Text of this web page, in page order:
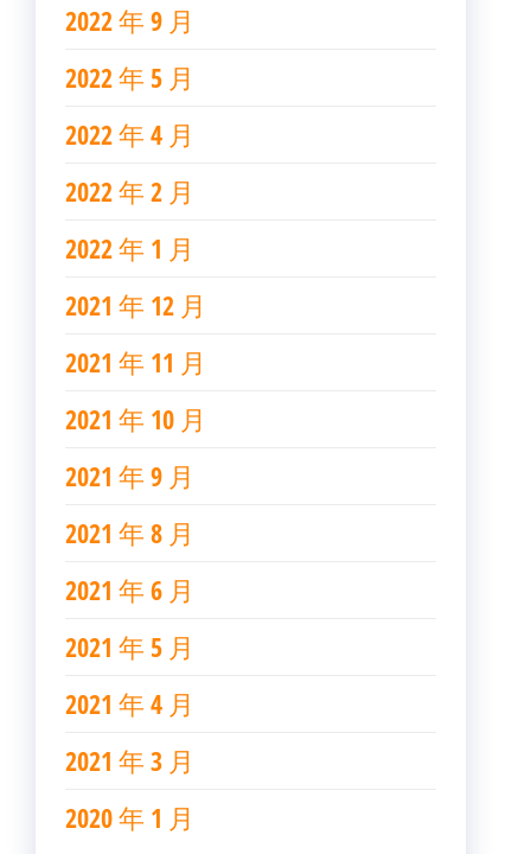
2022 年 9 月
2022 年 5 月
2022 年 4 月
2022 年 2 月
2022 年 1 月
2021 年 12 月
2021 年 11 月
2021 年 10 月
2021 年 9 月
2021 年 8 月
2021 年 6 月
2021 年 5 月
2021 年 4 月
2021 年 3 月
2020 年 1 月